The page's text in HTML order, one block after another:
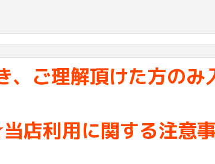
、ご理解頂けた方の
店利用に関する注意